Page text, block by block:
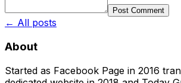
Post Comment
← All posts
About
Started as Facebook Page in 2016